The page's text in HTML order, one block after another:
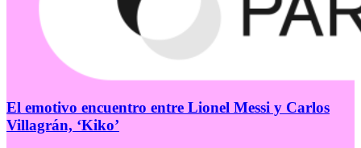
El emotivo encuentro entre Lionel Messi y Carlos
Villagrán, ‘Kiko’